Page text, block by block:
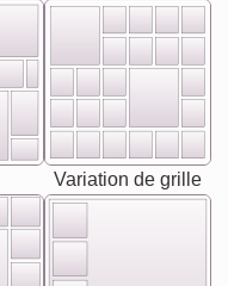
Variation de grille